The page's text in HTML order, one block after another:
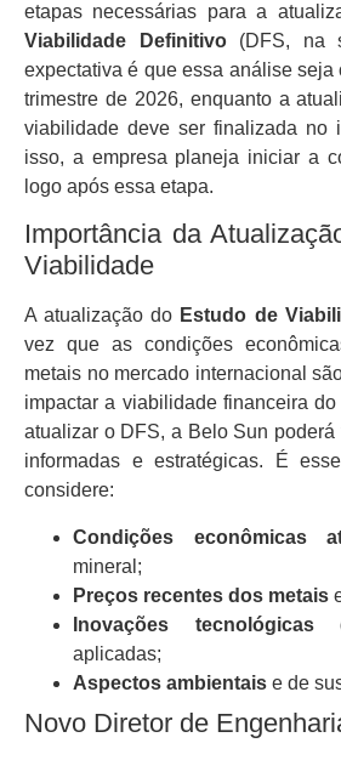
etapas necessárias para a
Viabilidade Definitivo(DFS, na
expectativa é que essa análise seja
trimestre de 2026, enquanto a
viabilidade deve ser finalizada no
isso, a empresa planeja iniciar a
logo após essa etapa.
Importância da
Viabilidade
A atualização do Estudo de
vez que as condições
metais no mercado internacional
impactar a viabilidade financeira
atualizar o DFS, a Belo Sun
informadas e estratégicas. É
considere:
Condições econômicas
mineral;
Preços recentes dos metais
Inovações tecnológicas
aplicadas;
Aspectos ambientais e de
Novo Diretor de